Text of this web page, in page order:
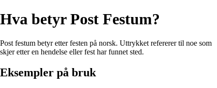
Hva betyr Post Festum?
Post festum betyr etter festen på norsk. Uttrykket refererer til noe som
skjer etter en hendelse eller fest har funnet sted.
Eksempler på bruk